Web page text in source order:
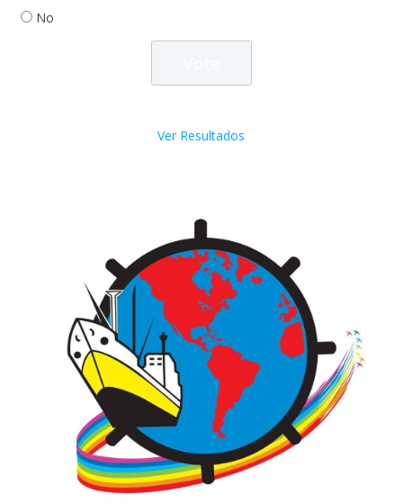
No
Ver Resultados